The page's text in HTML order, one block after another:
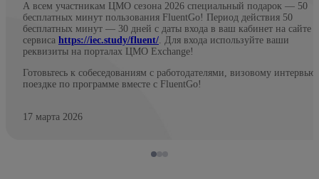
А всем участникам ЦМО сезона 2026 специальный подарок — 50
бесплатных минут пользования FluentGo! Период действия 50
бесплатных минут — 30 дней с даты входа в ваш кабинет на сайте
сервиса https://iec.study/fluent/. Для входа используйте ваши
реквизиты на порталах ЦМО Exchange!
Готовьтесь к собеседованиям с работодателями, визовому интервью
поездке по программе вместе с FluentGo!
17 марта 2026